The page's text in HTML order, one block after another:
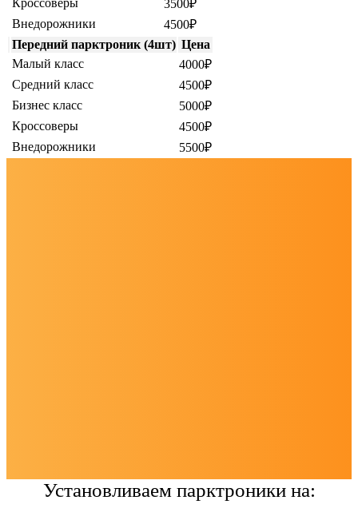
3500₽
Внедорожники
4500₽
Передний парктроник (4шт) Цена
Малый класс
4000₽
Средний класс
4500₽
Бизнес класс
5000₽
Кроссоверы
4500₽
Внедорожники
5500₽
Установливаем парктроники на: